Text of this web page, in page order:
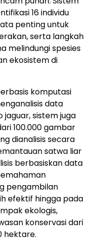
16 individu
penting untuk
serta langkah
melindungi spesies
ekosistem di
komputasi
data
jaguar, sistem juga
100.000 gambar
dianalisis secara
satwa liar
berbasiskan data
pengambilan
efektif hingga pada
ekologis,
konservasi dari
hektare.